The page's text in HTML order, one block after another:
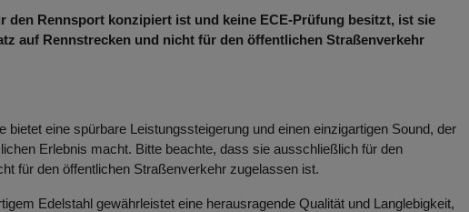
den Rennsport konzipiert ist und keine ECE-Prüfung besitzt, ist sie
auf Rennstrecken und nicht für den öffentlichen Straßenverkehr
bietet eine spürbare Leistungssteigerung und einen einzigartigen Sound, der
Erlebnis macht. Bitte beachte, dass sie ausschließlich für den
für den öffentlichen Straßenverkehr zugelassen ist.
Edelstahl gewährleistet eine herausragende Qualität und Langlebigkeit,